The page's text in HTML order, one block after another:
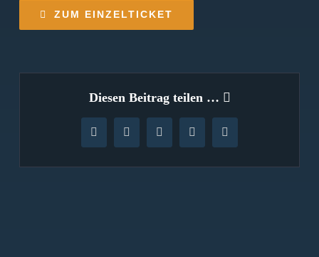
ZUM EINZELTICKET
Diesen Beitrag teilen …
Facebook
X WhatsAppPinterestE-
Mail